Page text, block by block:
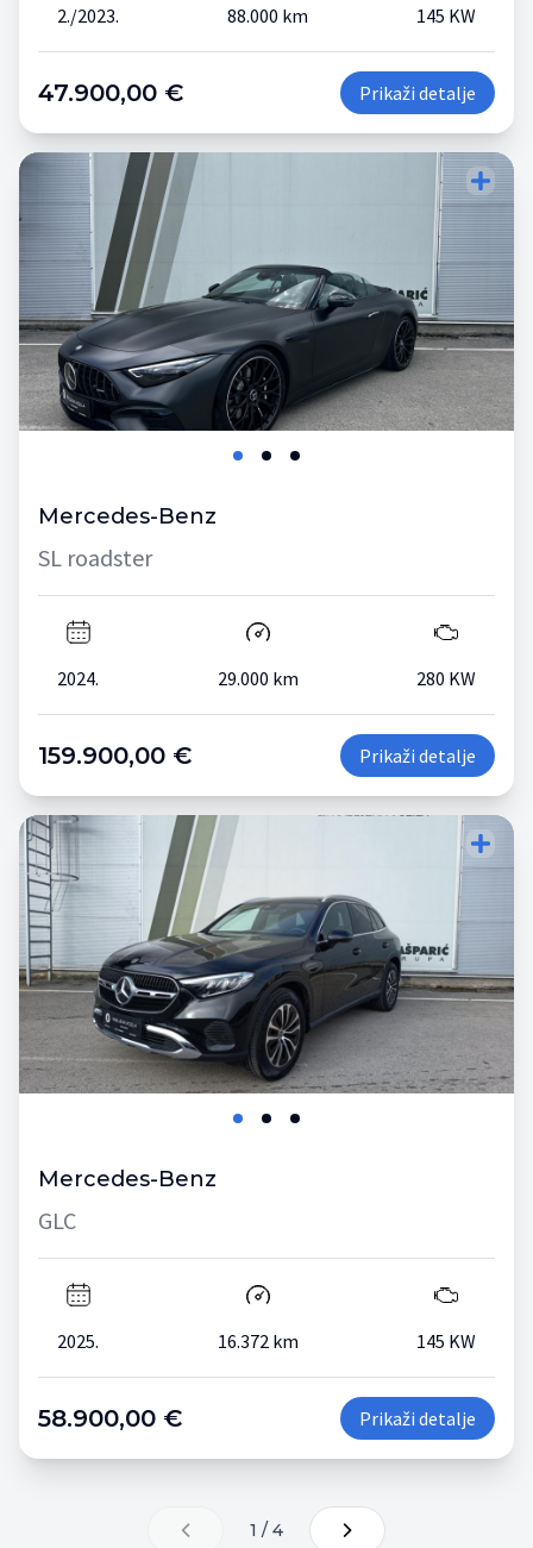
2./2023. 88.000 km 145 KW
47.900,00 € Prikaži detalje
Mercedes-Benz
SL roadster
2024. 29.000 km 280 KW
159.900,00 € Prikaži detalje
Mercedes-Benz
GLC
2025. 16.372 km 145 KW
58.900,00 € Prikaži detalje
1 / 4